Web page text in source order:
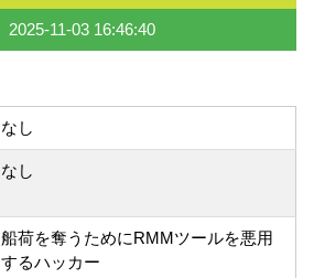
2025-11-03 16:46:40
なし
なし
船荷を奪うためにRMMツールを悪用
するハッカー